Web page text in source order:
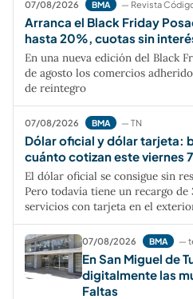
07/08/2026 BMA — Revista
Arranca el Black Friday
hasta 20%, cuotas sin
En una nueva edición del Black
de agosto los comercios
de reintegro
07/08/2026 BMA — TN
Dólar oficial y dólar tarjeta:
cuánto cotizan este viernes
El dólar oficial se consigue sin
Pero todavía tiene un recargo de
servicios con tarjeta en el
07/08/2026 BMA —
En San Miguel de
digitalmente las
Faltas